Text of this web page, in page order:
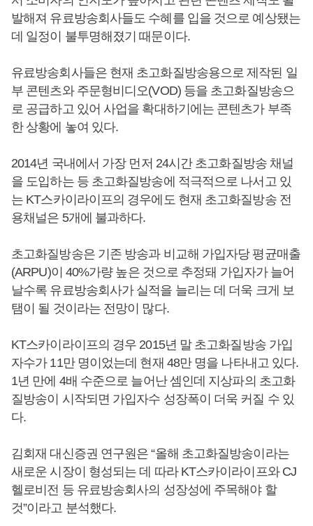
발해져 유료방송회사들도 수혜를 입을 것으로 예상됐는
데 일정이 불투명해졌기 때문이다.
유료방송회사들은 현재 초고화질방송용으로 제작된 일
부 콘텐츠와 주문형비디오(VOD) 등을 초고화질방송으
로 공급하고 있어 사업을 확대하기에는 콘텐츠가 부족
한 상황에 놓여 있다.
2014년 국내에서 가장 먼저 24시간 초고화질방송 채널
을 도입하는 등 초고화질방송에 적극적으로 나서고 있
는 KT스카이라이프의 경우에도 현재 초고화질방송 전
용채널은 5개에 불과하다.
초고화질방송은 기존 방송과 비교해 가입자당 평균매출
(ARPU)이 40%가량 높은 것으로 추정돼 가입자가 늘어
날수록 유료방송회사가 실적을 늘리는 데 더욱 크게 보
탬이 될 것이라는 전망이 많다.
KT스카이라이프의 경우 2015년 말 초고화질방송 가입
자수가 11만 명이었는데 현재 48만 명을 나타내고 있다.
1년 만에 4배 수준으로 늘어난 셈인데 지상파의 초고화
질방송이 시작되면 가입자수 성장폭이 더욱 커질 수 있
다.
김회재 대신증권 연구원은 “올해 초고화질방송이라는
새로운 시장이 형성되는 데 따라 KT스카이라이프와 CJ
헬로비전 등 유료방송회사의 성장성에 주목해야 할
것”이라고 분석했다.